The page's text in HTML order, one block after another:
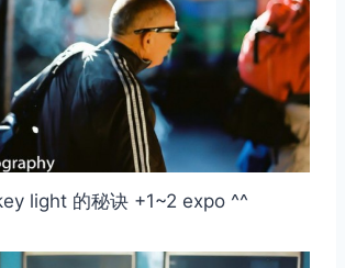
light 的秘诀 +1~2 expo ^^